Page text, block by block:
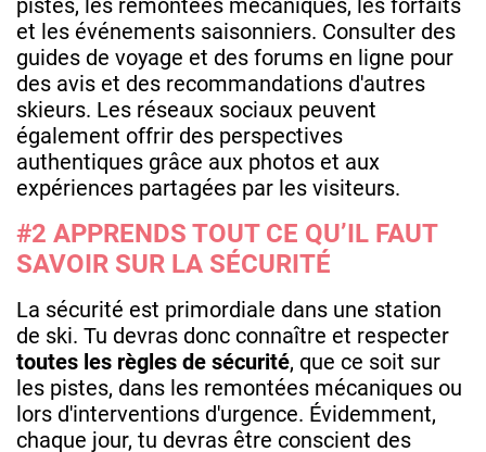
pistes, les remontées mécaniques, les forfaits
et les événements saisonniers. Consulter des
guides de voyage et des forums en ligne pour
des avis et des recommandations d'autres
skieurs. Les réseaux sociaux peuvent
également offrir des perspectives
authentiques grâce aux photos et aux
expériences partagées par les visiteurs.
#2 APPRENDS TOUT CE QU’IL FAUT
SAVOIR SUR LA SÉCURITÉ
La sécurité est primordiale dans une station
de ski. Tu devras donc connaître et respecter
toutes les règles de sécurité, que ce soit sur
les pistes, dans les remontées mécaniques ou
lors d'interventions d'urgence. Évidemment,
chaque jour, tu devras être conscient des